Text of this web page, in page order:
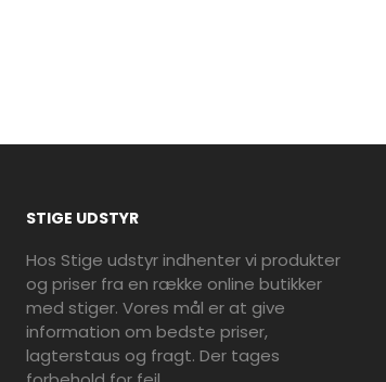
STIGE UDSTYR
Hos Stige udstyr indhenter vi produkter
og priser fra en række online butikker
med stiger. Vores mål er at give
information om bedste priser,
lagterstaus og fragt. Der tages